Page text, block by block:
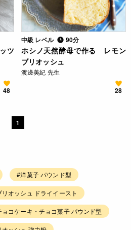
ツ
48
中級 レベル 90分
ホシノ天然酵母で作る レモン
ブリオッシュ
渡邊美紀 先生
28
1
#洋菓子 パウンド型
リオッシュ ドライイースト
ョコケーキ・チョコ菓子 パウンド型